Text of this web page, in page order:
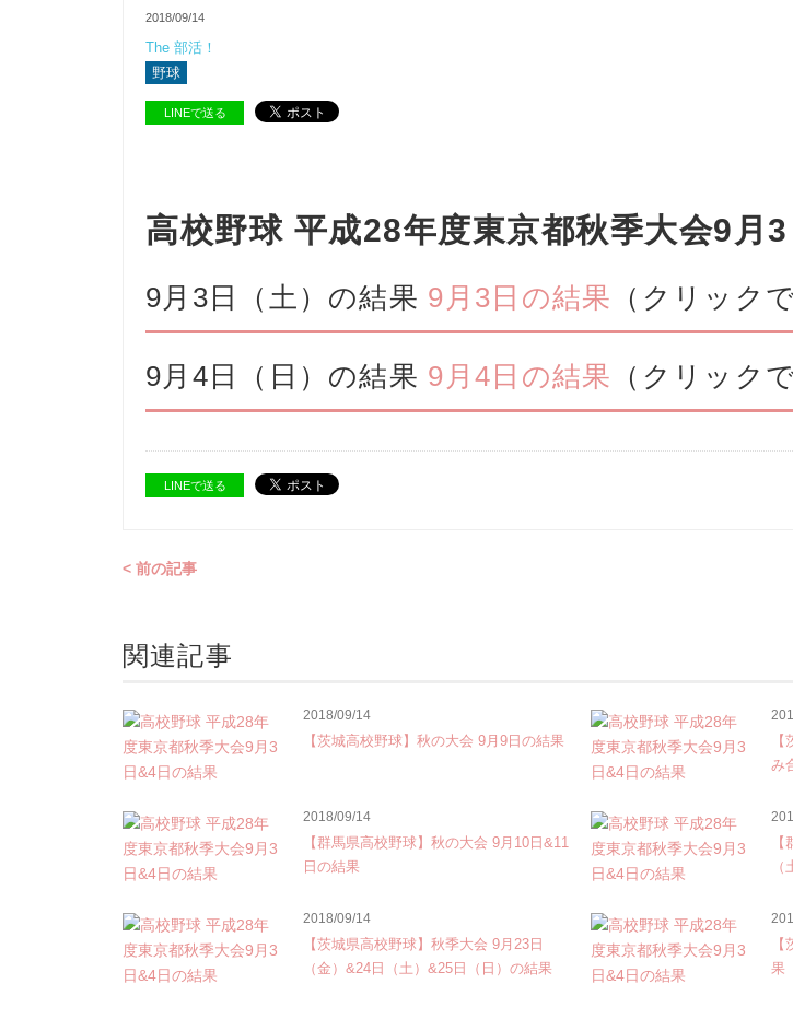
2018/09/14
The 部活！
野球
LINEで送る
高校野球 平成28年度東京都秋季大会9月
9月3日（土）の結果 9月3日の結果 （クリック
9月4日（日）の結果 9月4日の結果 （クリック
LINEで送る
< 前の記事
関連記事
2018/09/14
【茨城高校野球】秋の大会 9月9日の結果
み
2018/09/14
【群馬県高校野球】秋の大会 9月10日&11
日の結果
2018/09/14
【茨城県高校野球】秋季大会 9月23日
（金）&24日（土）&25日（日）の結果
果